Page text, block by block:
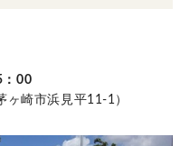
：00
ヶ崎市浜見平11-1）